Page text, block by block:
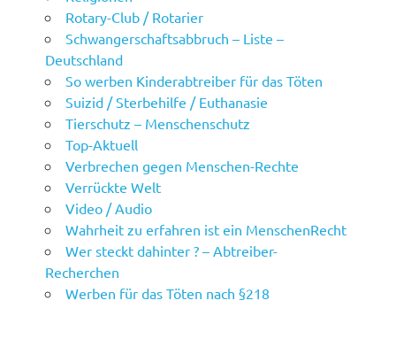
Rotary-Club / Rotarier
Schwangerschaftsabbruch – Liste –
Deutschland
So werben Kinderabtreiber für das Töten
Suizid / Sterbehilfe / Euthanasie
Tierschutz – Menschenschutz
Top-Aktuell
Verbrechen gegen Menschen-Rechte
Verrückte Welt
Video / Audio
Wahrheit zu erfahren ist ein MenschenRecht
Wer steckt dahinter ? – Abtreiber-
Recherchen
Werben für das Töten nach §218